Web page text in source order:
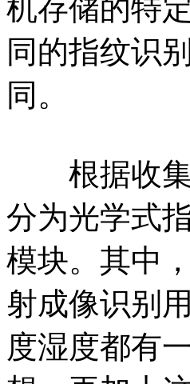
机存储的特
同的指纹识
同。
根据收集
分为光学式
模块。其中
射成像识别
度湿度都有